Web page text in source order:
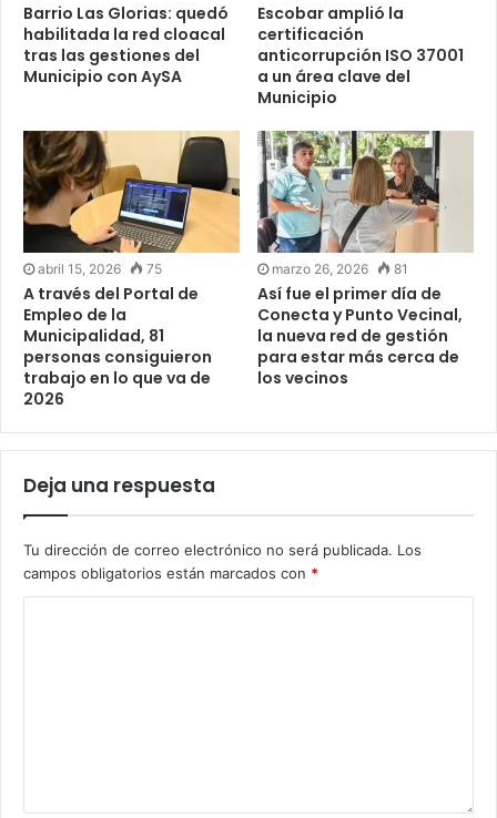
Barrio Las Glorias: quedó
habilitada la red cloacal
tras las gestiones del
Municipio con AySA
Escobar amplió la
certificación
anticorrupción ISO 37001
a un área clave del
Municipio
abril 15, 2026 75
A través del Portal de
Empleo de la
Municipalidad, 81
personas consiguieron
trabajo en lo que va de
2026
marzo 26, 2026 81
Así fue el primer día de
Conecta y Punto Vecinal,
la nueva red de gestión
para estar más cerca de
los vecinos
Deja una respuesta
Tu dirección de correo electrónico no será publicada. Los
campos obligatorios están marcados con *